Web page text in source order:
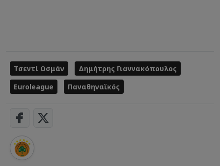
Τσεντί Οσμάν
Δημήτρης Γιαννακόπουλος
Euroleague
Παναθηναϊκός